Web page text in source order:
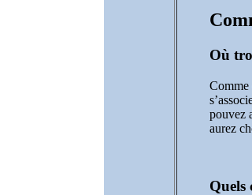
Où
Comme
pouvez
aurez
Quels